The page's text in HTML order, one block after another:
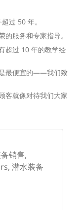
过 50 年。
服务和专家指导。
过 10 年的教学经
最便宜的——我们致
就像对待我们大家
销售,
潜水装备